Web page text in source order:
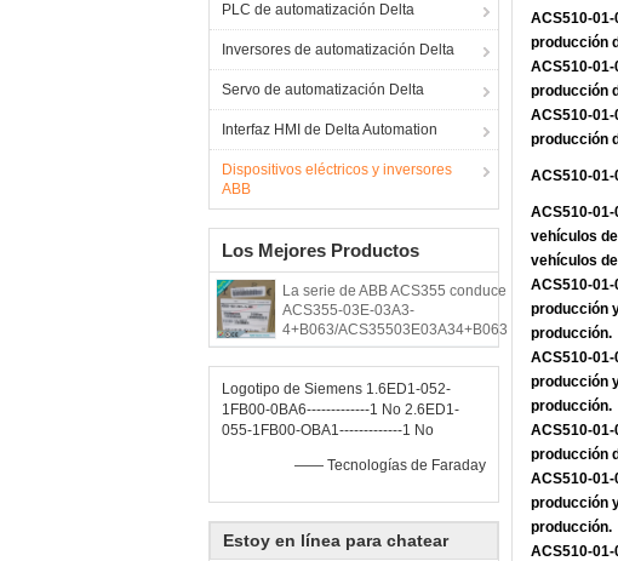
PLC de automatización Delta
Inversores de automatización Delta
Servo de automatización Delta
Interfaz HMI de Delta Automation
Dispositivos eléctricos y inversores
ABB
Los Mejores Productos
La serie de ABB ACS355 conduce
ACS355-03E-03A3-
4+B063/ACS35503E03A34+B063
Logotipo de Siemens 1.6ED1-052-
1FB00-0BA6-------------1 No 2.6ED1-
055-1FB00-OBA1-------------1 No
—— Tecnologías de Faraday
Estoy en línea para chatear
ACS510-
producción
ACS510-
producción
ACS510-
producción
ACS510-
ACS510-
vehículos
vehículos
ACS510-
producción
producción.
ACS510-
producción
producción.
ACS510-
producción
ACS510-
producción
producción.
ACS510-